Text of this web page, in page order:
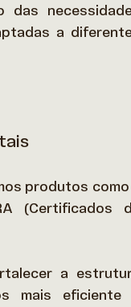
das
a
produtos como
(Certificados
a
mais eficiente